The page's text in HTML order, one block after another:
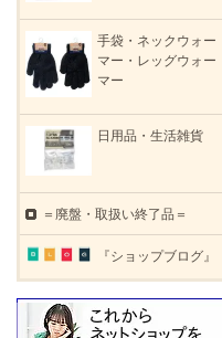
手袋・ネックウォー
マー・レッグウォー
マー
日用品・生活雑貨
＝廃盤・取扱い終了品＝
『ショップブログ』